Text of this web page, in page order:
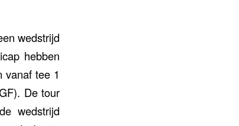
wedstrijd
hebben
vanaf tee 1
De tour
wedstrijd